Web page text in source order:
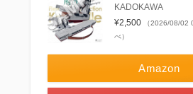
KADOKAWA
¥2,500
（2026/08/02
べ）
Amazon